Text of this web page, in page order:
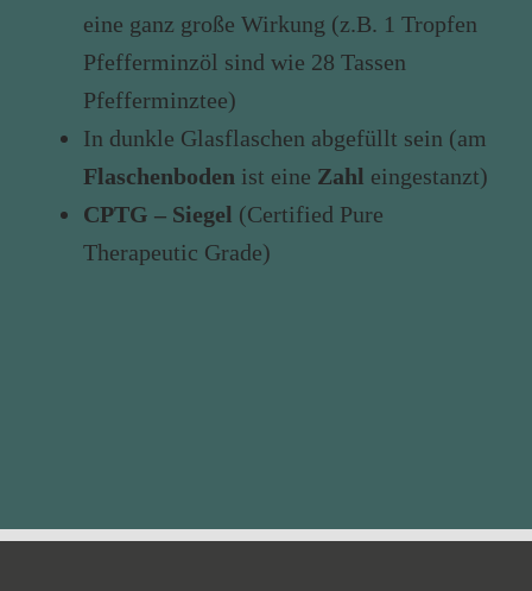
eine ganz große Wirkung (z.B. 1 Tropfen
Pfefferminzöl sind wie 28 Tassen
Pfefferminztee)
In dunkle Glasflaschen abgefüllt sein (am
Flaschenboden ist eine Zahl eingestanzt)
CPTG – Siegel (Certified Pure
Therapeutic Grade)